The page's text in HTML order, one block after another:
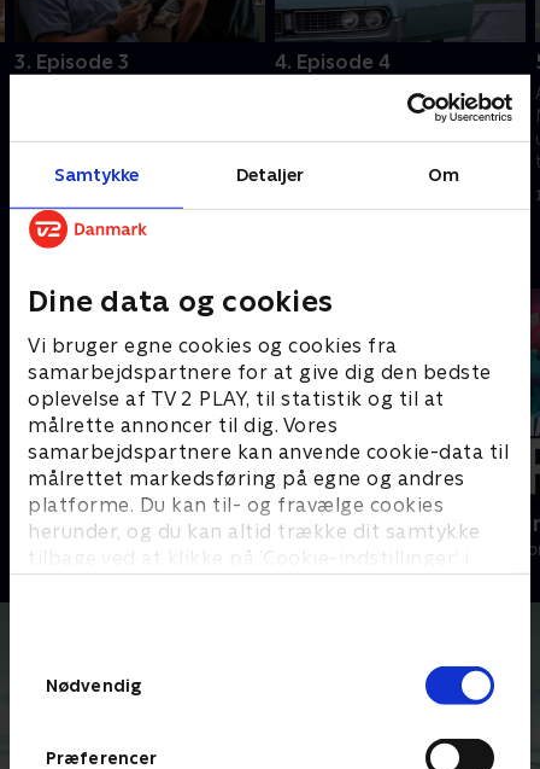
Samtykke Detaljer Om
Dine data og cookies
Vi bruger egne cookies og cookies fra
samarbejdspartnere for at give dig den bedste
oplevelse af TV 2 PLAY, til statistik og til at
målrette annoncer til dig. Vores
samarbejdspartnere kan anvende cookie-data til
målrettet markedsføring på egne og andres
platforme. Du kan til- og fravælge cookies
herunder, og du kan altid trække dit samtykke
tilbage ved at klikke på ’Cookie-indstillinger’ i
Nødvendig
Præferencer
3. Episode 3
finder en tillokkende mulighed i
rædselsvækkende begivenhed
knuser al håb om en nem
affære. .
4. Episode 4
grund af Alisons tilbagevenden
i hans liv. Alison må håndtere
komme tæt på sin datter igen
Andre så også
Nepobaby Happy
Drama • 1